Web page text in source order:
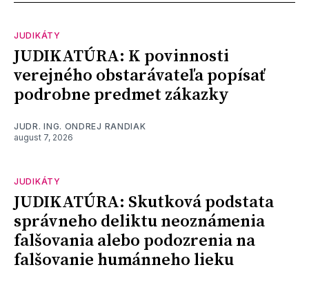
JUDIKÁTY
JUDIKATÚRA: K povinnosti
verejného obstarávateľa popísať
podrobne predmet zákazky
JUDR. ING. ONDREJ RANDIAK
august 7, 2026
JUDIKÁTY
JUDIKATÚRA: Skutková podstata
správneho deliktu neoznámenia
falšovania alebo podozrenia na
falšovanie humánneho lieku